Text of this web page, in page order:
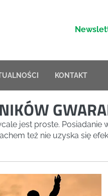
KONTAKT
jest proste. Posiadanie
też nie uzyska się